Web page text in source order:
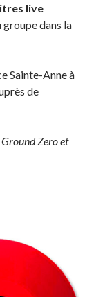
live
dans la
Sainte-Anne à
de
Ground Zero et